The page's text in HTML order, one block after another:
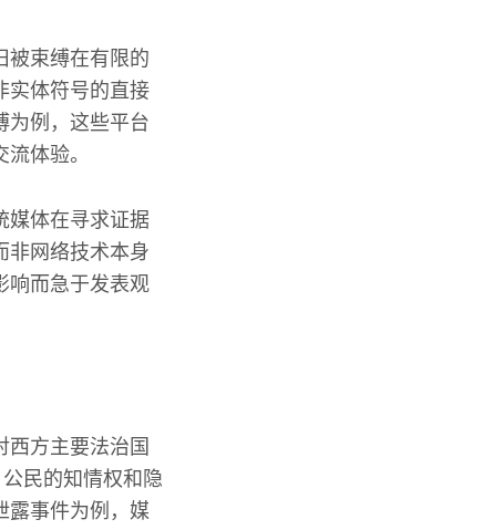
被束缚在有限的
实体符号的直接
为例，这些平台
体验。
媒体在寻求证据
非网络技术本身
响而急于发表观
西方主要法治国
民的知情权和隐
露事件为例，媒